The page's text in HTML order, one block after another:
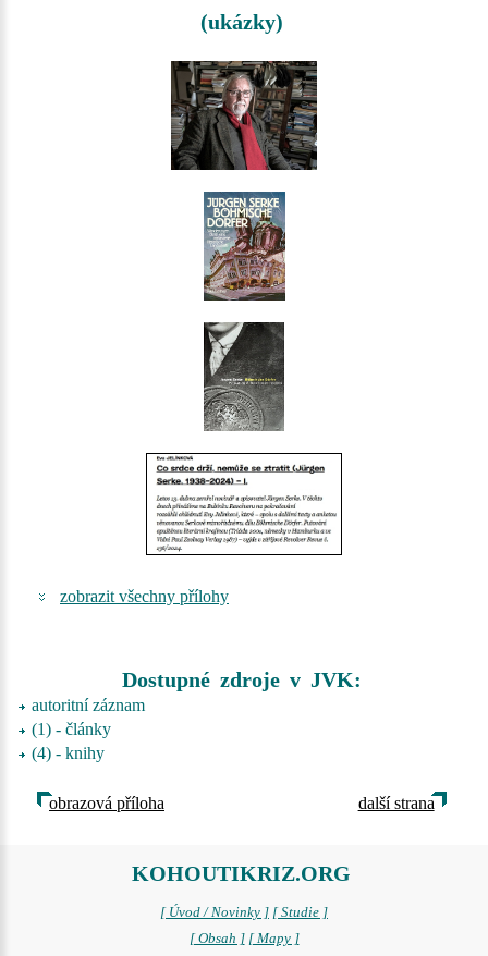
(ukázky)
zobrazit všechny přílohy
Dostupné zdroje v JVK:
autoritní záznam
(1) - články
(4) - knihy
obrazová příloha další strana
KOHOUTIKRIZ.ORG
[ Úvod / Novinky ] [ Studie ]
[ Obsah ] [ Mapy ]